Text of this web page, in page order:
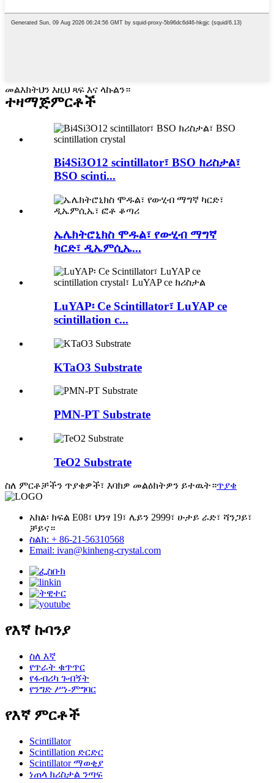
መልእክትህን እዚህ ጻፍ እና ላኩልን።
ተዛማጅምርቶች
Bi4Si3O12 scintillator፣ BSO ክሪስታል፣
BSO scinti...
ኤሌክትሮኒክስ ሞዱል፣ የውሂብ ማግኛ
ካርድ፣ ዲኤምሲኤ...
LuYAP፡ Ce Scintillator፣ LuYAP ce
scintillation c...
KTaO3 Substrate
PMN-PT Substrate
TeO2 Substrate
ስለ ምርቶቻችን ጥያቄዎች፣ እባክዎ መልዕክትዎን ይተዉት።ጥያቄ
አክል፡ ክፍል E08፣ ህንፃ 19፣ ሌይን 2999፣ ሁታይ ራድ፣ ሻንጋይ፣
ቻይና።
ስልክ: + 86-21-56310568
Email: ivan@kinheng-crystal.com
የእኛ ኩባንያ
ስለ እኛ
የጥራት ቁጥጥር
የፋብሪካ ጉብኝት
የንግድ ሥነ-ምግባር
የእኛ ምርቶች
Scintillator
Scintillation ድርድር
Scintillator ማወቂያ
ነጠላ ክሪስታል ንጣፍ